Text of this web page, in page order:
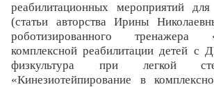
реабилитационных мероприятий
(статьи авторства Ирины
роботизированного
комплексной реабилитации детей с
физкультура при легкой
«Кинезиотейпирование в